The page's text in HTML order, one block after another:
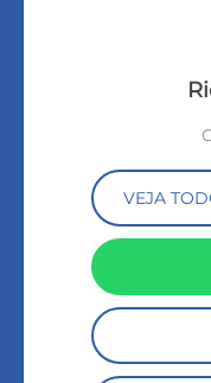
VEJA